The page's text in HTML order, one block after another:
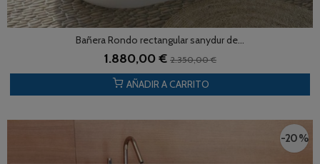
Bañera Rondo rectangular sanydur de...
1.880,00 € 2.350,00 €
AÑADIR A CARRITO
-20 %